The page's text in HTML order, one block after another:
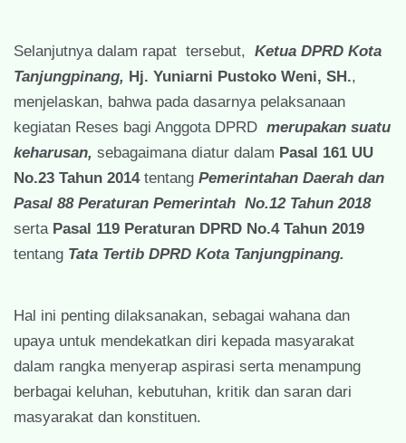
Selanjutnya dalam rapat tersebut, Ketua DPRD Kota
Tanjungpinang, Hj. Yuniarni Pustoko Weni, SH.,
menjelaskan, bahwa pada dasarnya pelaksanaan
kegiatan Reses bagi Anggota DPRD merupakan suatu
keharusan, sebagaimana diatur dalam Pasal 161 UU
No.23 Tahun 2014tentang Pemerintahan Daerah dan
Pasal 88 Peraturan Pemerintah No.12 Tahun 2018
serta Pasal 119 Peraturan DPRD No.4 Tahun 2019
tentang Tata Tertib DPRD Kota Tanjungpinang.
Hal ini penting dilaksanakan, sebagai wahana dan
upaya untuk mendekatkan diri kepada masyarakat
dalam rangka menyerap aspirasi serta menampung
berbagai keluhan, kebutuhan, kritik dan saran dari
masyarakat dan konstituen.